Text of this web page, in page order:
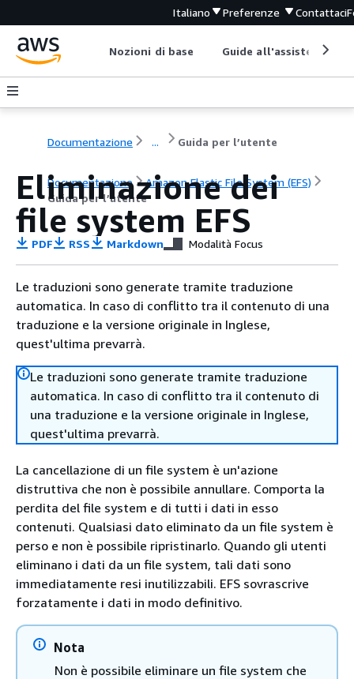
Italiano Preferenze Contattaci
Nozioni di base Guide all'assistenza
Documentazione ... Guida per l’utente
Documentazione
Amazon Elastic File System (EFS)
Guida per l’utente
Eliminazione dei
file system EFS
PDF RSS Markdown Modalità Focus
Le traduzioni sono generate tramite traduzione
automatica. In caso di conflitto tra il contenuto di una
traduzione e la versione originale in Inglese,
quest'ultima prevarrà.
Le traduzioni sono generate tramite traduzione
automatica. In caso di conflitto tra il contenuto di
una traduzione e la versione originale in Inglese,
quest'ultima prevarrà.
La cancellazione di un file system è un'azione
distruttiva che non è possibile annullare. Comporta la
perdita del file system e di tutti i dati in esso
contenuti. Qualsiasi dato eliminato da un file system è
perso e non è possibile ripristinarlo. Quando gli utenti
eliminano i dati da un file system, tali dati sono
immediatamente resi inutilizzabili. EFS sovrascrive
forzatamente i dati in modo definitivo.
Nota
Non è possibile eliminare un file system che